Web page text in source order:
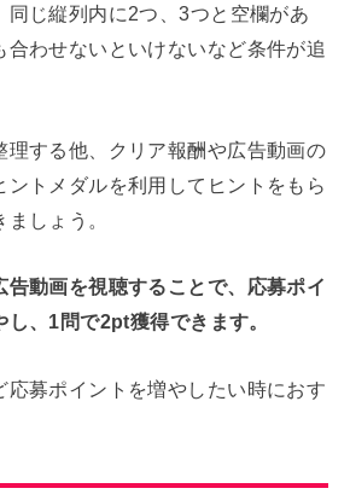
同じ縦列内に2つ、3つと空欄があ
合わせないといけないなど条件が追
理する他、クリア報酬や広告動画の
ントメダルを利用してヒントをもら
しょう。
告動画を視聴することで、応募ポイ
し、1問で2pt獲得できます。
応募ポイントを増やしたい時におす